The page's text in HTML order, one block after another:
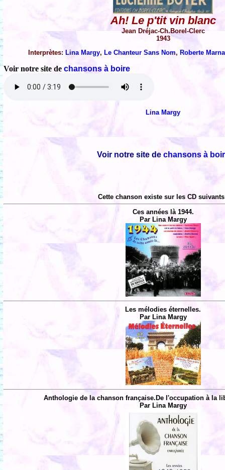
Ah! Le p'tit vin blanc
Jean Dréjac-Ch.Borel-Clerc
1943
Interprètes: Lina Margy, Le Chanteur Sans Nom, Roberte Marna
Voir notre site de chansons à boire
Lina Margy
Voir notre site de chansons à
Cette chanson existe sur les CD
Ces années là 1944.
Par Lina Margy
Les mélodies éternelles.
Par Lina Margy
Anthologie de la chanson française.De l'occupation à la
Par Lina Margy